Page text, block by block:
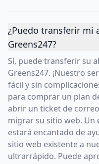
¿Puedo transferir mi
Greens247?
Sí, puede transferir su
Greens247. ¡Nuestro
fácil y sin
para comprar un plan
abrir un ticket de
migrar su sitio web. Un
estará encantado de
sitio web existente a
ultrarrápido. Puede